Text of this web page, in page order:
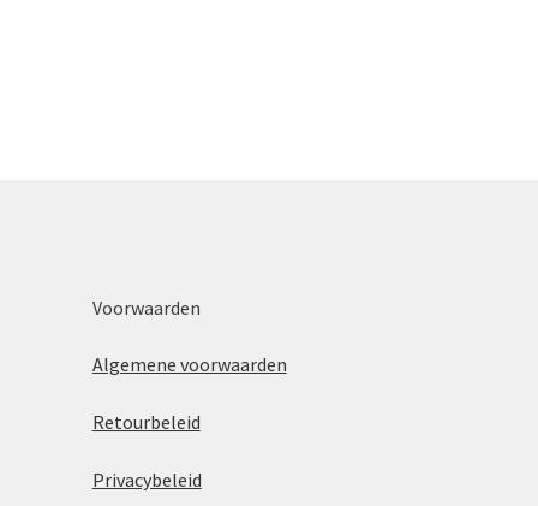
Voorwaarden
Algemene voorwaarden
Retourbeleid
Privacybeleid